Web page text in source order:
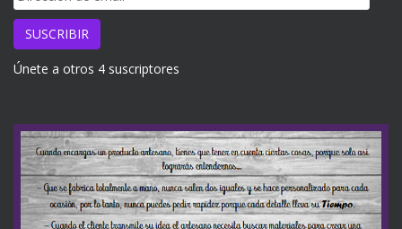
de
email
SUSCRIBIR
Únete a otros 4 suscriptores